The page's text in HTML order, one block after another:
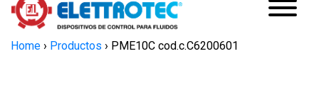
Home › Productos › PME10C cod.c.C6200601